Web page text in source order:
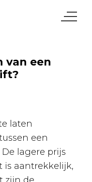
van een
laten
een
lagere prijs
is aantrekkelijk,